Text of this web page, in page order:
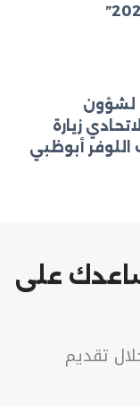
لشؤون
زيارة
أبوظبي
على
تقديم